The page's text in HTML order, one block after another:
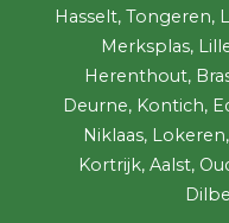
Hasselt, Tongeren,
Merksplas,
Herenthout,
Deurne, Kontich,
Niklaas,
Kortrijk, Aalst,